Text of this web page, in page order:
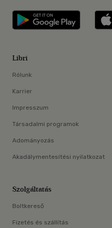
Libri
Libri
Rólunk
Karrier
Impresszum
Társadalmi programok
Adományozás
Akadálymentesítési nyilatkozat
Szolgáltatás
Boltkereső
Fizetés és szállítás